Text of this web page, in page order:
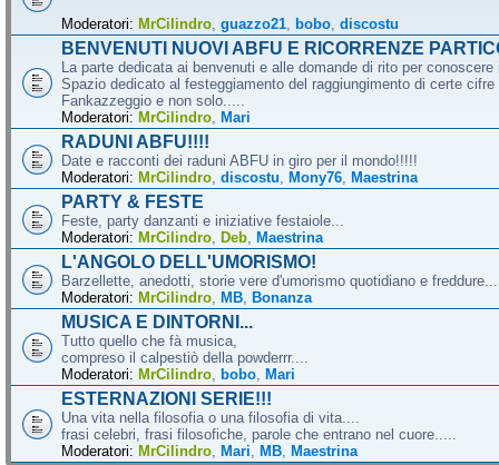
Moderatori: MrCilindro guazzo21 bobo discostu
BENVENUTI NUOVI ABFU E RICORRENZE
La parte dedicata ai benvenuti e alle domande di rito per
Spazio dedicato al festeggiamento del raggiungimento di certe cifre
Fankazzeggio e non solo.....
Moderatori: MrCilindro Mari
RADUNI ABFU!!!!
Date e racconti dei raduni ABFU in giro per il mondo!!!!!
Moderatori: MrCilindro discostu Mony76 Maestrina
PARTY & FESTE
Feste, party danzanti e iniziative festaiole...
Moderatori: MrCilindro Deb Maestrina
L'ANGOLO DELL'UMORISMO!
Barzellette, anedotti, storie vere d'umorismo quotidiano e
Moderatori: MrCilindro MB Bonanza
MUSICA E DINTORNI...
Tutto quello che fà musica,
compreso il calpestiò della powderrr....
Moderatori: MrCilindro bobo Mari
ESTERNAZIONI SERIE!!!
Una vita nella filosofia o una filosofia di vita....
frasi celebri, frasi filosofiche, parole che entrano nel cuore.....
Moderatori: MrCilindro Mari MB Maestrina